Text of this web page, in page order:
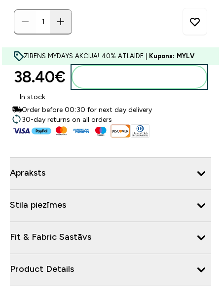
ZIBENS MYDAYS AKCIJA! 40% ATLAIDE | Kupons: MYLV
38.40€‎
In stock
Order before 00:30 for next day delivery
30-day returns on all orders
Apraksts
Stila piezīmes
Fit & Fabric Sastāvs
Product Details